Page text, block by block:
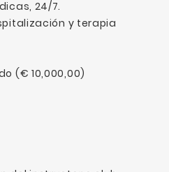
24/7.
y terapia
(€ 10,000,00)